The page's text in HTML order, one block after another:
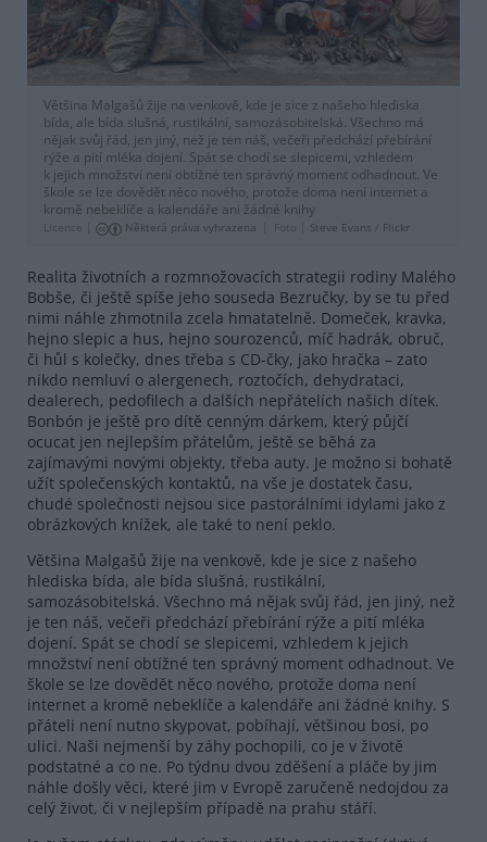
Většina Malgašů žije na venkově, kde je sice z našeho hlediska
bída, ale bída slušná, rustikální, samozásobitelská. Všechno má
nějak svůj řád, jen jiný, než je ten náš, večeři předchází přebírání
rýže a pití mléka dojení. Spát se chodí se slepicemi, vzhledem
k jejich množství není obtížné ten správný moment odhadnout. Ve
škole se lze dovědět něco nového, protože doma není internet a
kromě nebeklíče a kalendáře ani žádné knihy
Licence | Některá práva vyhrazena Foto | Steve Evans Flickr
Realita životních a rozmnožovacích strategii rodiny Malého
Bobše, či ještě spíše jeho souseda Bezručky, by se tu před
nimi náhle zhmotnila zcela hmatatelně. Domeček, kravka,
hejno slepic a hus, hejno sourozenců, míč hadrák, obruč,
či hůl s kolečky, dnes třeba s CD-čky, jako hračka – zato
nikdo nemluví o alergenech, roztočích, dehydrataci,
dealerech, pedofilech a dalších nepřátelích našich dítek.
Bonbón je ještě pro dítě cenným dárkem, který půjčí
ocucat jen nejlepším přátelům, ještě se běhá za
zajímavými novými objekty, třeba auty. Je možno si bohatě
užít společenských kontaktů, na vše je dostatek času,
chudé společnosti nejsou sice pastorálními idylami jako z
obrázkových knížek, ale také to není peklo.
Většina Malgašů žije na venkově, kde je sice z našeho
hlediska bída, ale bída slušná, rustikální,
samozásobitelská. Všechno má nějak svůj řád, jen jiný, než
je ten náš, večeři předchází přebírání rýže a pití mléka
dojení. Spát se chodí se slepicemi, vzhledem k jejich
množství není obtížné ten správný moment odhadnout. Ve
škole se lze dovědět něco nového, protože doma není
internet a kromě nebeklíče a kalendáře ani žádné knihy. S
přáteli není nutno skypovat, pobíhají, většinou bosi, po
ulici. Naši nejmenší by záhy pochopili, co je v životě
podstatné a co ne. Po týdnu dvou zděšení a pláče by jim
náhle došly věci, které jim v Evropě zaručeně nedojdou za
celý život, či v nejlepším případě na prahu stáří.